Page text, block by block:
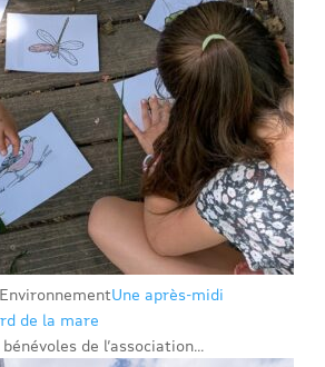
Une après-midi
de la mare
de l’association...